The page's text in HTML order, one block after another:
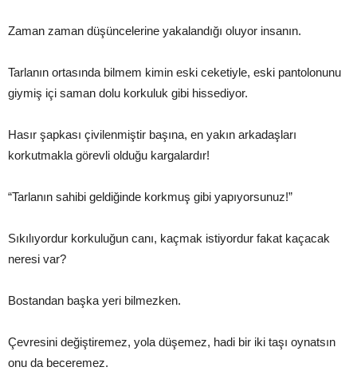
Zaman zaman düşüncelerine yakalandığı oluyor insanın.
Tarlanın ortasında bilmem kimin eski ceketiyle, eski pantolonunu
giymiş içi saman dolu korkuluk gibi hissediyor.
Hasır şapkası çivilenmiştir başına, en yakın arkadaşları
korkutmakla görevli olduğu kargalardır!
“Tarlanın sahibi geldiğinde korkmuş gibi yapıyorsunuz!”
Sıkılıyordur korkuluğun canı, kaçmak istiyordur fakat kaçacak
neresi var?
Bostandan başka yeri bilmezken.
Çevresini değiştiremez, yola düşemez, hadi bir iki taşı oynatsın
onu da beceremez.